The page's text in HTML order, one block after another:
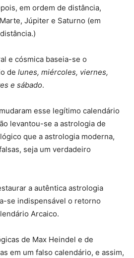
em ordem de distância,
Júpiter e Saturno (em
e cósmica baseia-se o
de lunes, miércoles, viernes,
e sábado.
esse legítimo calendário
levantou-se a astrologia de
que a astrologia moderna,
seja um verdadeiro
a autêntica astrologia
se indispensável o retorno
Arcaico.
de Max Heindel e de
em um falso calendário, e assim,